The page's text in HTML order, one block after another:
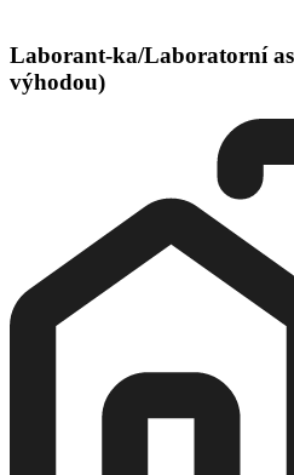
Laborant-ka/Laboratorní
výhodou)